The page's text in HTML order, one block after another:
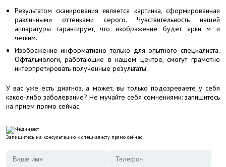
Результатом сканирования является картинка, сформированная
различными оттенками серого. Чувствительность нашей
аппаратуры гарантирует, что изображение будет ярки м и
четким.
Изображение информативно только для опытного специалиста.
Офтальмологи, работающие в нашем центре, смогут грамотно
интерпретировать полученные результаты.
У вас уже есть диагноз, а может, вы только подозреваете у себя
какое-либо заболевание? Не мучайте себя сомнениями: запишитесь
на прием прямо сейчас.
Запишитесь на консультацию к специалисту прямо сейчас!